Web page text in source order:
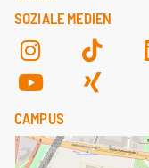
SOZIALE MEDIEN
CAMPUS